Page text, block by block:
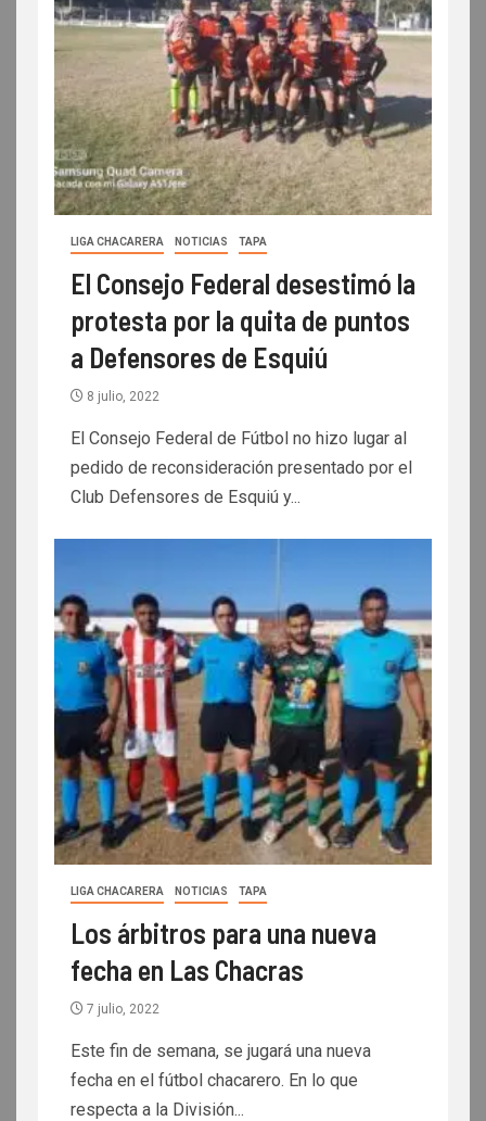
LIGA CHACARERA NOTICIAS TAPA
El Consejo Federal desestimó la
protesta por la quita de puntos
a Defensores de Esquiú
8 julio, 2022
El Consejo Federal de Fútbol no hizo lugar al
pedido de reconsideración presentado por el
Club Defensores de Esquiú y...
LIGA CHACARERA NOTICIAS TAPA
Los árbitros para una nueva
fecha en Las Chacras
7 julio, 2022
Este fin de semana, se jugará una nueva
fecha en el fútbol chacarero. En lo que
respecta a la División...